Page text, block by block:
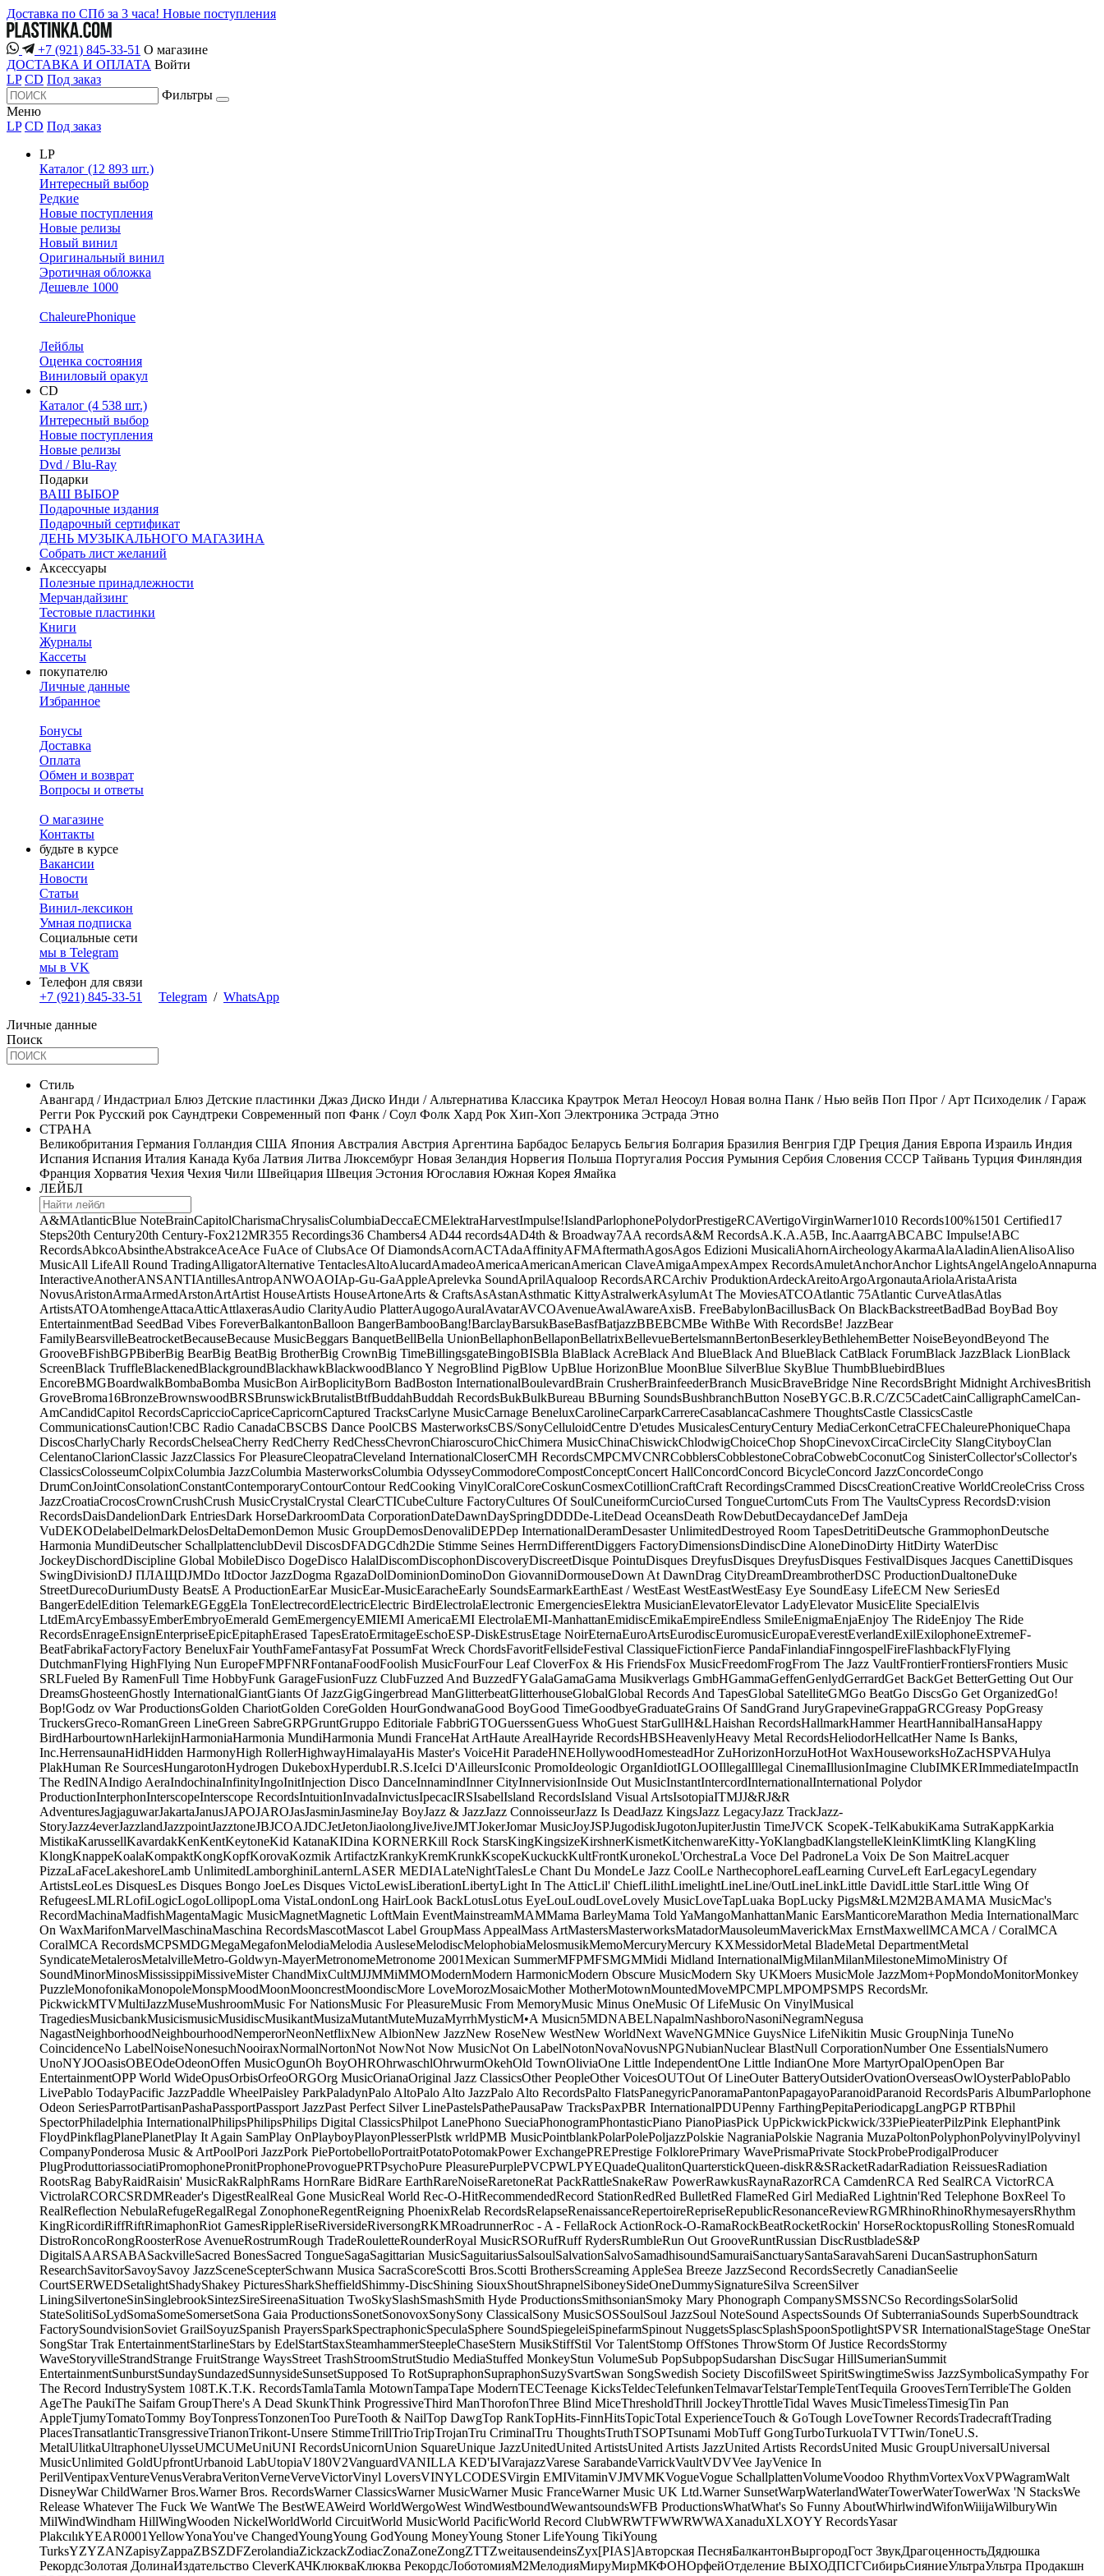
Доставка по СПб за 3 часа! Новые поступления
+7 (921) 845-33-51 О магазине
ДОСТАВКА И ОПЛАТА Войти
LP CD Под заказ
Фильтры
Меню
LP CD Под заказ
LP
Каталог (12 893 шт.)
Интересный выбор
Редкие
Новые поступления
Новые релизы
Новый винил
Оригинальный винил
Эротичная обложка
Дешевле 1000
ChaleurePhonique
Лейблы
Оценка состояния
Виниловый оракул
CD
Каталог (4 538 шт.)
Интересный выбор
Новые поступления
Новые релизы
Dvd / Blu-Ray
Подарки
ВАШ ВЫБОР
Подарочные издания
Подарочный сертификат
ДЕНЬ МУЗЫКАЛЬНОГО МАГАЗИНА
Собрать лист желаний
Аксессуары
Полезные принадлежности
Мерчандайзинг
Тестовые пластинки
Книги
Журналы
Кассеты
покупателю
Личные данные
Избранное
Бонусы
Доставка
Оплата
Обмен и возврат
Вопросы и ответы
О магазине
Контакты
будьте в курсе
Вакансии
Новости
Статьи
Винил-лексикон
Умная подписка
Социальные сети
мы в Telegram
мы в VK
Телефон для связи
+7 (921) 845-33-51
Telegram / WhatsApp
Личные данные
Поиск
Стиль
Авангард / Индастриал Блюз Детские пластинки Джаз Диско Инди / Альтернатива Классика Краутрок Метал Неосоул Новая волна Панк / Нью вейв Поп Прог / Арт Психоделик / Гараж
Регги Рок Русский рок Саундтреки Современный поп Фанк / Соул Фолк Хард Рок Хип-Хоп Электроника Эстрада Этно
СТРАНА
Великобритания Германия Голландия США Япония Австралия Австрия Аргентина Барбадос Беларусь Бельгия Болгария Бразилия Венгрия ГДР Греция Дания Европа Израиль Индия
Испания Испания Италия Канада Куба Латвия Литва Люксембург Новая Зеландия Норвегия Польша Португалия Россия Румыния Сербия Словения СССР Тайвань Турция Финляндия
Франция Хорватия Чехия Чехия Чили Швейцария Швеция Эстония Югославия Южная Корея Ямайка
ЛЕЙБЛ
A&MAtlanticBlue NoteBrainCapitolCharismaChrysalisColumbiaDeccaECMElektraHarvestImpulse!IslandParlophonePolydorPrestigeRCAVertigoVirginWarner1010 Records100%1501 Certified17
Steps20th Century20th Century-Fox21 2MR355 Recordings36 Chambers4 AD44 records4AD4th & Broadway7AA recordsA&M RecordsA.K.A.A5B, Inc.AaarrgABCABC Impulse!ABC
RecordsAbkcoAbsintheAbstrakceAceAce FuAce of ClubsAce Of DiamondsAcornACTAdaAffinityAFMAftermathAgosAgos Edizioni MusicaliAhornAircheologyAkarmaAlaAladinAlienAlisoAliso
MusicAll LifeAll Round TradingAlligatorAlternative TentaclesAltoAlucardAmadeoAmericaAmericanAmerican ClaveAmigaAmpexAmpex RecordsAmuletAnchorAnchor LightsAngelAngeloAnnapurna
InteractiveAnotherANSANTIAntillesAntropANWOAOIAp-Gu-GaAppleAprelevka SoundAprilAqualoop RecordsARCArchiv ProduktionArdeckAreitoArgoArgonautaAriolaAristaArista
NovusAristonArmaArmedArstonArtArtist HouseArtists HouseArtoneArts & CraftsAsAstanAsthmatic KittyAstralwerkAsylumAt The MoviesATCOAtlantic 75Atlantic CurveAtlasAtlas
ArtistsATOAtomhengeAttacaAtticAttlaxerasAudio ClarityAudio PlatterAugogoAuralAvatarAVCOAvenueAwalAwareAxisB. FreeBabylonBacillusBack On BlackBackstreetBadBad BoyBad Boy
EntertainmentBad SeedBad Vibes ForeverBalkantonBalloon BangerBambooBang!BarclayBarsukBaseBasfBatjazzBBEBCMBe WithBe With RecordsBe! JazzBear
FamilyBearsvilleBeatrocketBecauseBecause MusicBeggars BanquetBellBella UnionBellaphonBellaponBellatrixBellevueBertelsmannBertonBeserkleyBethlehemBetter NoiseBeyondBeyond The
GrooveBFishBGPBiberBig BearBig BeatBig BrotherBig CrownBig TimeBillingsgateBingoBISBla BlaBlack AcreBlack And BlueBlack And BlueBlack CatBlack ForumBlack JazzBlack LionBlack
ScreenBlack TruffleBlackenedBlackgroundBlackhawkBlackwoodBlanco Y NegroBlind PigBlow UpBlue HorizonBlue MoonBlue SilverBlue SkyBlue ThumbBluebirdBlues
EncoreBMGBoardwalkBombaBomba MusicBon AirBoplicityBorn BadBoston InternationalBoulevardBrain CrusherBrainfeederBranch MusicBraveBridge Nine RecordsBright Midnight ArchivesBritish
GroveBroma16BronzeBrownswoodBRSBrunswickBrutalistBtfBuddahBuddah RecordsBukBulkBureau BBurning SoundsBushbranchButton NoseBYGC.B.R.C/ZC5CadetCainCalligraphCamelCan-
AmCandidCapitol RecordsCapriccioCapriceCapricornCaptured TracksCarlyne MusicCarnage BeneluxCarolineCarparkCarrereCasablancaCashmere ThoughtsCastle ClassicsCastle
CommunicationsCaution!CBC Radio CanadaCBSCBS Dance PoolCBS MasterworksCBS/SonyCelluloidCentre D'etudes MusicalesCenturyCentury MediaCerkonCetraCFEChaleurePhoniqueChapa
DiscosCharlyCharly RecordsChelseaCherry RedCherry RedChessChevronChiaroscuroChicChimera MusicChinaChiswickChlodwigChoiceChop ShopCinevoxCircaCircleCity SlangCityboyClan
CelentanoClarionClassic JazzClassics For PleasureCleopatraCleveland InternationalCloserCMH RecordsCMPCMVCNRCobblersCobblestoneCobraCobwebCoconutCog SinisterCollector'sCollector's
ClassicsColosseumColpixColumbia JazzColumbia MasterworksColumbia OdysseyCommodoreCompostConceptConcert HallConcordConcord BicycleConcord JazzConcordeCongo
DrumConJointConsolationConstantContemporaryContourContour RedCooking VinylCoralCoreCoskunCosmexCotillionCraftCraft RecordingsCrammed DiscsCreationCreative WorldCreoleCriss Cross
JazzCroatiaCrocosCrownCrushCrush MusicCrystalCrystal ClearCTICubeCulture FactoryCultures Of SoulCuneiformCurcioCursed TongueCurtomCuts From The VaultsCypress RecordsD:vision
RecordsDaisDandelionDark EntriesDark HorseDarkroomData CorporationDateDawnDaySpringDDDDe-LiteDead OceansDeath RowDebutDecaydanceDef JamDeja
VuDEKODelabelDelmarkDelosDeltaDemonDemon Music GroupDemosDenovaliDEPDep InternationalDeramDesaster UnlimitedDestroyed Room TapesDetritiDeutsche GrammophonDeutsche
Harmonia MundiDeutscher SchallplattenclubDevil DiscosDFADGCdh2Die Stimme Seines HerrnDifferentDiggers FactoryDimensionsDindiscDine AloneDinoDirty HitDirty WaterDisc
JockeyDischordDiscipline Global MobileDisco DogeDisco HalalDiscomDiscophonDiscoveryDiscreetDisque PointuDisques DreyfusDisques DreyfusDisques FestivalDisques Jacques CanettiDisques
SwingDivisionDJ ПЛАЩDJMDo ItDoctor JazzDogma RgazaDolDominionDominoDon GiovanniDormouseDown At DawnDrag CityDreamDreambrotherDSC ProductionDualtoneDuke
StreetDurecoDuriumDusty BeatsE A ProductionEarEar MusicEar-MusicEaracheEarly SoundsEarmarkEarthEast / WestEast WestEastWestEasy Eye SoundEasy LifeECM New SeriesEd
BangerEdelEdition TelemarkEGEggEla TonElectrecordElectricElectric BirdElectrolaElectronic EmergenciesElektra MusicianElevatorElevator LadyElevator MusicElite SpecialElvis
LtdEmArcyEmbassyEmberEmbryoEmerald GemEmergencyEMIEMI AmericaEMI ElectrolaEMI-ManhattanEmidiscEmikaEmpireEndless SmileEnigmaEnjaEnjoy The RideEnjoy The Ride
RecordsEnrageEnsignEnterpriseEpicEpitaphErased TapesEratoErmitageEschoESP-DiskEstrusEtage NoirEternaEuroArtsEurodiscEuromusicEuropaEverestEverlandExilExilophoneExtremeF-
BeatFabrikaFactoryFactory BeneluxFair YouthFameFantasyFat PossumFat Wreck ChordsFavoritFellsideFestival ClassiqueFictionFierce PandaFinlandiaFinngospelFireFlashbackFlyFlying
DutchmanFlying HighFlying Nun EuropeFMPFNRFontanaFoodFoolish MusicFourFour Leaf CloverFox & His FriendsFox MusicFreedomFrogFrom The Jazz VaultFrontierFrontiersFrontiers Music
SRLFueled By RamenFull Time HobbyFunk GarageFusionFuzz ClubFuzzed And BuzzedFYGalaGamaGama Musikverlags GmbHGammaGeffenGenlydGerrardGet BackGet BetterGetting Out Our
DreamsGhosteenGhostly InternationalGiantGiants Of JazzGigGingerbread ManGlitterbeatGlitterhouseGlobalGlobal Records And TapesGlobal SatelliteGMGo BeatGo DiscsGo Get OrganizedGo!
Bop!Godz ov War ProductionsGolden ChariotGolden CoreGolden HourGondwanaGood BoyGood TimeGoodbyeGraduateGrains Of SandGrand JuryGrapevineGrappaGRCGreasy PopGreasy
TruckersGreco-RomanGreen LineGreen SabreGRPGruntGruppo Editoriale FabbriGTOGuerssenGuess WhoGuest StarGullH&LHaishan RecordsHallmarkHammer HeartHannibalHansaHappy
BirdHarbourtownHarlekijnHarmoniaHarmonia MundiHarmonia Mundi FranceHat ArtHaute ArealHayride RecordsHBSHeavenlyHeavy Metal RecordsHeliodorHellcatHer Name Is Banks,
Inc.HerrensaunaHidHidden HarmonyHigh RollerHighwayHimalayaHis Master's VoiceHit ParadeHNEHollywoodHomesteadHor ZuHorizonHorzuHotHot WaxHouseworksHoZacHSPVAHulya
PlakHuman Re SourcesHungarotonHydrogen DukeboxHyperdubI.R.S.IceIci D'AilleursIconic PromoIdeologic OrganIdiotIGLOOIllegalIllegal CinemaIllusionImagine ClubIMKERImmediateImpactIn
The RedINAIndigo AeraIndochinaInfinityIngoInitInjection Disco DanceInnamindInner CityInnervisionInside Out MusicInstantIntercordInternationalInternational Polydor
ProductionInterphonInterscopeInterscope RecordsIntuitionInvadaInvictusIpecacIRSIsabelIsland RecordsIsland Visual ArtsIsotopiaITMJJ&RJ&R
AdventuresJagjaguwarJakartaJanusJAPOJAROJasJasminJasmineJay BoyJazz & JazzJazz ConnoisseurJazz Is DeadJazz KingsJazz LegacyJazz TrackJazz-
StoryJazz4everJazzlandJazzpointJazztoneJBJCOAJDCJetJetonJiaolongJiveJiveJMTJokerJomar MusicJoyJSPJugodiskJugotonJupiterJustin TimeJVCK ScopeK-TelKabukiKama SutraKappKarkia
MistikaKarussellKavardakKenKentKeytoneKid KatanaKIDina KORNERKill Rock StarsKingKingsizeKirshnerKismetKitchenwareKitty-YoKlangbadKlangstelleKleinKlimtKling KlangKling
KlongKnappeKoalaKompaktKongKopfKorovaKozmik ArtifactzKrankyKremKrunkKscopeKuckuckKultFrontKuronekoL'OrchestraLa Voce Del PadroneLa Voix De Son MaitreLacquer
PizzaLaFaceLakeshoreLamb UnlimitedLamborghiniLanternLASER MEDIALateNightTalesLe Chant Du MondeLe Jazz CoolLe NarthecophoreLeafLearning CurveLeft EarLegacyLegendary
ArtistsLeoLes DisquesLes Disques Bongo JoeLes Disques VictoLewisLiberationLibertyLight In The AtticLil' ChiefLilithLimelightLineLine/OutLineLinkLittle DavidLittle StarLittle Wing Of
RefugeesLMLRLofiLogicLogoLollipopLoma VistaLondonLong HairLook BackLotusLotus EyeLouLoudLoveLovely MusicLoveTapLuaka BopLucky PigsM&LM2M2BAMAMA MusicMac's
RecordMachinaMadfishMagentaMagic MusicMagnetMagnetic LoftMain EventMainstreamMAMMama BarleyMama Told YaMangoManhattanManic EarsManticoreMarathon Media InternationalMarc
On WaxMarifonMarvelMaschinaMaschina RecordsMascotMascot Label GroupMass AppealMass ArtMastersMasterworksMatadorMausoleumMaverickMax ErnstMaxwellMCAMCA / CoralMCA
CoralMCA RecordsMCPSMDGMegaMegafonMelodiaMelodia AusleseMelodiscMelophobiaMelosmusikMemoMercuryMercury KXMessidorMetal BladeMetal DepartmentMetal
SyndicateMetalerosMetalvilleMetro-Goldwyn-MayerMetronomeMetronome 2001Mexican SummerMFPMFSMGMMidi Midland InternationalMigMilanMilanMilestoneMimoMinistry Of
SoundMinorMinosMississippiMissiveMister ChandMixCultMJJMMiMMOModernModern HarmonicModern Obscure MusicModern Sky UKMoers MusicMole JazzMom+PopMondoMonitorMonkey
PuzzleMonofonikaMonopoleMonspMoodMoonMooncrestMoondiscMore LoveMorozMosaicMother MotherMotownMountedMoveMPCMPLMPOMPSMPS RecordsMr.
PickwickMTVMultiJazzMuseMushroomMusic For NationsMusic For PleasureMusic From MemoryMusic Minus OneMusic Of LifeMusic On VinylMusical
TragediesMusicbankMusicismusicMusidiscMusikantMusizaMutantMuteMuzaMyrrhMysticM•A Musicn5MDNABELNapalmNashboroNasoniNegramNegusa
NagastNeighborhoodNeighbourhoodNemperorNeonNetflixNew AlbionNew JazzNew RoseNew WestNew WorldNext WaveNGMNice GuysNice LifeNikitin Music GroupNinja TuneNo
CoincidenceNo LabelNoiseNonesuchNooiraxNormalNortonNot NowNot Now MusicNot On LabelNotonNovaNovusNPGNubianNuclear BlastNull CorporationNumber One EssentialsNumero
UnoNYJOOasisOBEOdeOdeonOffen MusicOgunOh BoyOHROhrwaschlOhrwurmOkehOld TownOliviaOne Little IndependentOne Little IndianOne More MartyrOpalOpenOpen Bar
EntertainmentOPP World WideOpusOrbisOrfeoORGOrg MusicOrianaOriginal Jazz ClassicsOther PeopleOther VoicesOUTOut Of LineOuter BatteryOutsiderOvationOverseasOwlOysterPabloPablo
LivePablo TodayPacific JazzPaddle WheelPaisley ParkPaladynPalo AltoPalo Alto JazzPalo Alto RecordsPalto FlatsPanegyricPanoramaPantonPapagayoParanoidParanoid RecordsParis AlbumParlophone
Odeon SeriesParrotPartisanPashaPassportPassport JazzPast Perfect Silver LinePastelsPathePausaPaw TracksPaxPBR InternationalPDUPenny FarthingPepitaPeriodicapgLangPGP RTBPhil
SpectorPhiladelphia InternationalPhilipsPhilipsPhilips Digital ClassicsPhilpot LanePhono SueciaPhonogramPhontasticPiano PianoPiasPick UpPickwickPickwick/33PiePieaterPilzPink ElephantPink
FloydPinkflagPlanePlanetPlay It Again SamPlay OnPlayboyPlayonPlesserPlstk wrldPMB MusicPointblankPolarPolePoljazzPolskie NagraniaPolskie Nagrania MuzaPoltonPolyphonPolyvinylPolyvinyl
CompanyPonderosa Music & ArtPoolPori JazzPork PiePortobelloPortraitPotatoPotomakPower ExchangePREPrestige FolklorePrimary WavePrismaPrivate StockProbeProdigalProducer
PlugProduttoriassociatiPromophonePronitProphoneProvoguePRTPsychoPure PleasurePurplePVCPWLPYEQuadeQualitonQuarterstickQueen-diskR&SRacketRadarRadiation ReissuesRadiation
RootsRag BabyRaidRaisin' MusicRakRalphRams HornRare BidRare EarthRareNoiseRaretoneRat PackRattleSnakeRaw PowerRawkusRaynaRazorRCA CamdenRCA Red SealRCA VictorRCA
VictrolaRCORCSRDMReader's DigestRealReal Gone MusicReal World Rec-O-HitRecommendedRecord StationRedRed BulletRed FlameRed Girl MediaRed Lightnin'Red Telephone BoxReel To
RealReflection NebulaRefugeRegalRegal ZonophoneRegentReigning PhoenixRelab RecordsRelapseRenaissanceRepertoireRepriseRepublicResonanceReviewRGMRhinoRhinoRhymesayersRhythm
KingRicordiRiffRiftRimaphonRiot GamesRippleRiseRiversideRiversongRKMRoadrunnerRoc - A - FellaRock ActionRock-O-RamaRockBeatRocketRockin' HorseRocktopusRolling StonesRomuald
DistroRoncoRongRoosterRose AvenueRostrumRough TradeRouletteRounderRoyal MusicRSORufRuff RydersRumbleRun Out GrooveRuntRussian DiscRustbladeS&P
DigitalSAARSABASackvilleSacred BonesSacred TongueSagaSagittarian MusicSaguitariusSalsoulSalvationSalvoSamadhisoundSamuraiSanctuarySantaSaravahSareni DucanSastruphonSaturn
ResearchSavitorSavoySavoy JazzSceneScepterSchwann Musica SacraScoreScotti Bros.Scotti BrothersScreaming AppleSea Breeze JazzSecond RecordsSecretly CanadianSeelie
CourtSERWEDSetalightShadyShakey PicturesSharkSheffieldShimmy-DiscShining SiouxShoutShrapnelSiboneySideOneDummySignatureSilva ScreenSilver
LiningSilvertoneSinSinglebrookSintezSireSireenaSituation TwoSkySlashSmashSmith Hyde ProductionsSmithsonianSmoky Mary Phonograph CompanySMSSNCSo RecordingsSolarSolid
StateSolitiSoLydSomaSomeSomersetSona Gaia ProductionsSonetSonovoxSonySony ClassicalSony MusicSOSSoulSoul JazzSoul NoteSound AspectsSounds Of SubterraniaSounds SuperbSoundtrack
FactorySoundvisionSoviet GrailSoyuzSpanish PrayersSparkSpectraphonicSpeculaSphere SoundSpiegeleiSpinefarmSpinout NuggetsSplascSplashSpoonSpotlightSPVSR InternationalStageStage OneStar
SongStar Trak EntertainmentStarlineStars by EdelStartStaxSteamhammerSteepleChaseStern MusikStiffStil Vor TalentStomp OffStones ThrowStorm Of Justice RecordsStormy
WaveStoryvilleStrandStrange FruitStrange WaysStreet TrashStroomStrutStudio MediaStuffed MonkeyStun VolumeSub PopSubpopSudarshan DiscSugar HillSumerianSummit
EntertainmentSunburstSundaySundazedSunnysideSunsetSupposed To RotSupraphonSupraphonSuzySvartSwan SongSwedish Society DiscofilSweet SpiritSwingtimeSwiss JazzSymbolicaSympathy For
The Record IndustrySystem 108T.K.T.K. RecordsTamlaTamla MotownTampaTape ModernTECTeenage KicksTeldecTelefunkenTelmavarTelstarTempleTentTequila GroovesTernTerribleThe Golden
AgeThe PaukiThe Saifam GroupThere's A Dead SkunkThink ProgressiveThird ManThorofonThree Blind MiceThresholdThrill JockeyThrottleTidal Waves MusicTimelessTimesigTin Pan
AppleTjumyTomatoTommy BoyTonpressTonzonenToo PureTooth & NailTop DawgTop RankTopHits-FinnHitsTopicTotal ExperienceTouch & GoTough LoveTowner RecordsTradecraftTrading
PlacesTransatlanticTransgressiveTrianonTrikont-Unsere StimmeTrillTrioTripTrojanTru CriminalTru ThoughtsTruthTSOPTsunami MobTuff GongTurboTurkuolaTVTTwin/ToneU.S.
MetalUlitkaUltraphoneUlysseUMCUMeUniUNI RecordsUnicornUnion SquareUnique JazzUnitedUnited ArtistsUnited Artists JazzUnited Artists RecordsUnited Music GroupUniversalUniversal
MusicUnlimited GoldUpfrontUrbanoid LabUtopiaV180V2VanguardVANILLA KED'ЫVarajazzVarese SarabandeVarrickVaultVDVVee JayVenice In
PerilVentipaxVentureVenusVerabraVeritonVerneVerveVictorVinyl LoversVINYLCODESVirgin EMIVitaminVJMVMKVogueVogue SchallplattenVolumeVoodoo RhythmVortexVoxVPWagramWalt
DisneyWar ChildWarner Bros.Warner Bros. RecordsWarner ClassicsWarner MusicWarner Music FranceWarner Music UK Ltd.Warner SunsetWarpWaterlandWaterTowerWaterTowerWax 'N StacksWe
Release Whatever The Fuck We WantWe The BestWEAWeird WorldWergoWest WindWestboundWewantsoundsWFB ProductionsWhatWhat's So Funny AboutWhirlwindWifonWiiijaWilburyWin
MilWindWindham HillWingWooden NickelWorldWorld CircuitWorld MusicWorld PacificWorld Record ClubWRWTFWWRWWAXanaduXLXOYY RecordsYasar
PlakcılıkYEAR0001YellowYonaYou've ChangedYoungYoung GodYoung MoneyYoung Stoner LifeYoung TikiYoung
TurksYZYZANZapisyZappaZBSZDFZerolandiaZickzackZodiacZonaZoneZongZTTZweitausendeinsZyx[PIAS]Авторская ПесняБалкантонВыргородГост ЗвукДрагоценностьДядюшка
РекордсЗолотая ДолинаИздательство CleverКАЧКлюкваКлюква РекордсЛоботомияМ2МелодияМируМирМКФОНОрфейОтделение ВЫХОДПСГСибирьСияниеУльтраУльтра Продакшн